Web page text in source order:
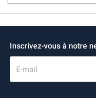
Inscrivez-vous à notre
E-mail